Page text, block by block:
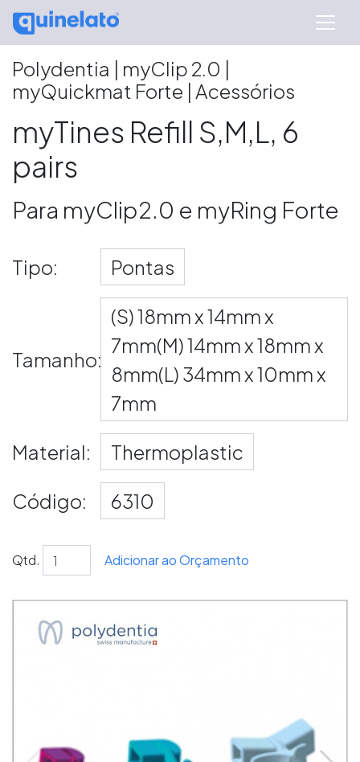
Polydentia | myClip 2.0 |
myQuickmat Forte | Acessórios
myTines Refill S,M,L, 6
pairs
Para myClip2.0 e myRing Forte
Tipo: Pontas
Tamanho:
(S) 18mm x 14mm x
7mm(M) 14mm x 18mm x
8mm(L) 34mm x 10mm x
7mm
Material: Thermoplastic
Código: 6310
Qtd. Adicionar ao Orçamento